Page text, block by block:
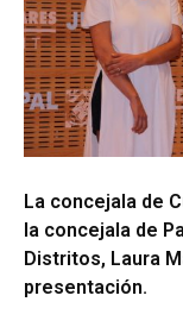
La concejala de
la concejala de
Distritos, Laura
presentación.